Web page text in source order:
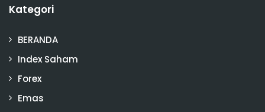
Kategori
BERANDA
Index Saham
Forex
Emas